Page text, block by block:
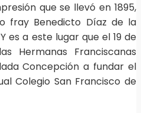
que se llevó en 1895,
fray Benedicto Díaz de la
es a este lugar que el 19 de
Hermanas Franciscanas
Concepción a fundar el
Colegio San Francisco de